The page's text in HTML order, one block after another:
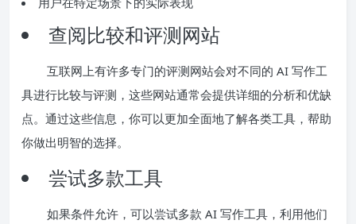
查阅比较和评测网站
互联网上有许多专门的评测网站会对不同的 AI 写作工
具进行比较与评测，这些网站通常会提供详细的分析和优缺
点。通过这些信息，你可以更加全面地了解各类工具，帮助
你做出明智的选择。
尝试多款工具
如果条件允许，可以尝试多款 AI 写作工具，利用他们